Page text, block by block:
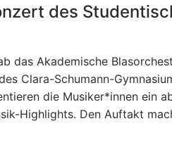
des
das Akademische
Clara-Schumann-
die Musiker*innen ein
Highlights. Den Auftakt